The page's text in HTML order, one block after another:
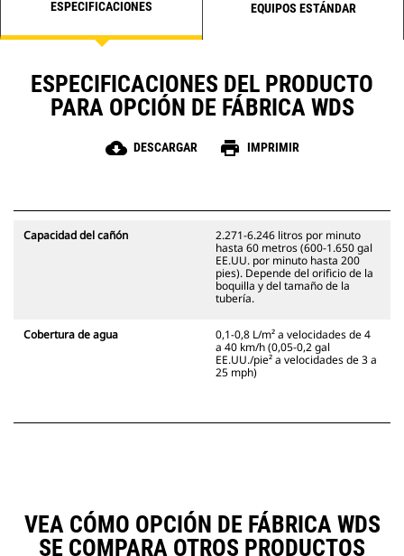
ESPECIFICACIONES EQUIPOS ESTÁNDAR
ESPECIFICACIONES DEL PRODUCTO
PARA OPCIÓN DE FÁBRICA WDS
cloud_download DESCARGAR print IMPRIMIR
Capacidad del cañón
2.271-6.246 litros por minuto
hasta 60 metros (600-1.650 gal
EE.UU. por minuto hasta 200
pies). Depende del orificio de la
boquilla y del tamaño de la
tubería.
Cobertura de agua
0,1-0,8 L/m² a velocidades de 4
a 40 km/h (0,05-0,2 gal
EE.UU./pie² a velocidades de 3 a
25 mph)
VEA CÓMO OPCIÓN DE FÁBRICA WDS
SE COMPARA OTROS PRODUCTOS